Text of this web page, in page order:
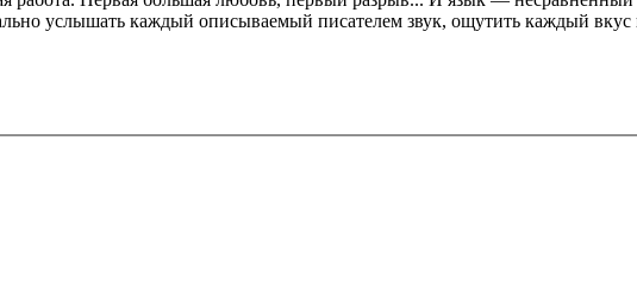
услышать каждый описываемый писателем звук, ощутить каждый вкус